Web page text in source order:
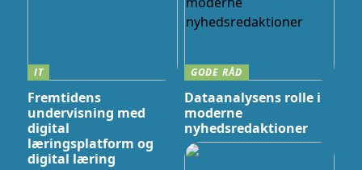
IT
Fremtidens
undervisning med
digital
læringsplatform og
digital læring
GODE RÅD
Dataanalysens rolle i
moderne
nyhedsredaktioner